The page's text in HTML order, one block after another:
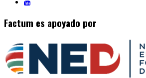
Factum es apoyado por